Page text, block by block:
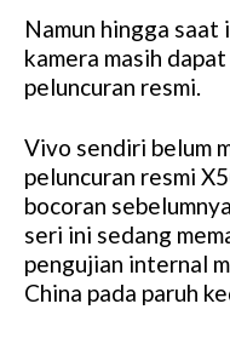
Namun hingga
kamera masih
peluncuran resmi.
Vivo sendiri belum
peluncuran resmi
bocoran
seri ini sedang
pengujian internal
China pada paruh